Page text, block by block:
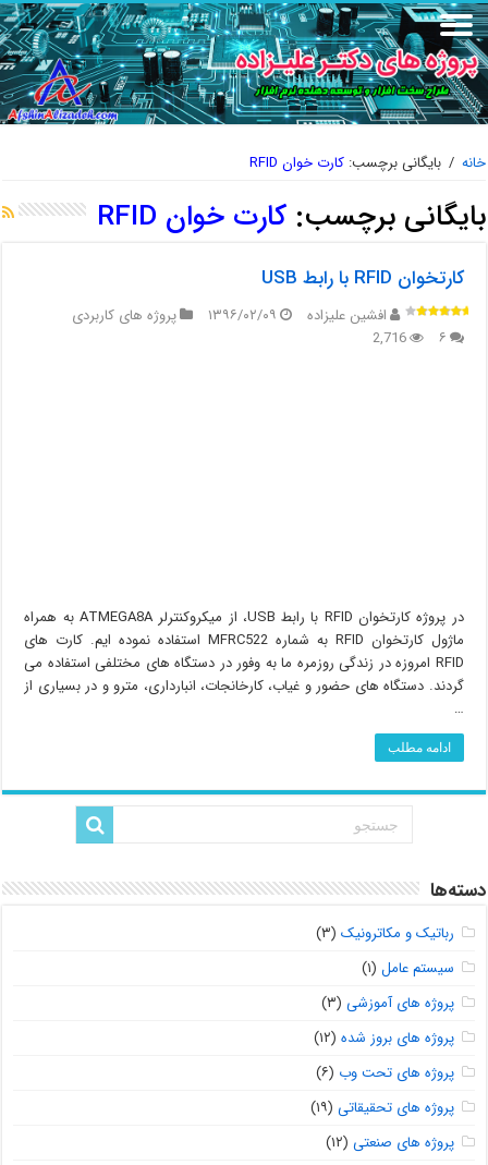
خانه / بایگانی برچسب:کارت خوان RFID
بایگانی برچسب:کارت خوان RFID
کارتخوان RFID با رابط USB
افشین علیزاده ۱۳۹۶/۰۲/۰۹
پروژه های کاربردی
۶
2,716
در پروژه کارتخوان RFID با رابط USB، از میکروکنترلر ATMEGA8A به همراه
ماژول کارتخوان RFID به شماره MFRC522 استفاده نموده ایم. کارت های
RFID امروزه در زندگی روزمره ما به وفور در دستگاه های مختلفی استفاده می
گردند. دستگاه های حضور و غیاب، کارخانجات، انبارداری، مترو و در بسیاری از
…
ادامه مطلب
دسته‌ها
رباتیک و مکاترونیک (۳)
سیستم عامل (۱)
پروژه های آموزشی (۳)
پروژه های بروز شده (۱۲)
پروژه های تحت وب (۶)
پروژه های تحقیقاتی (۱۹)
پروژه های صنعتی (۱۲)